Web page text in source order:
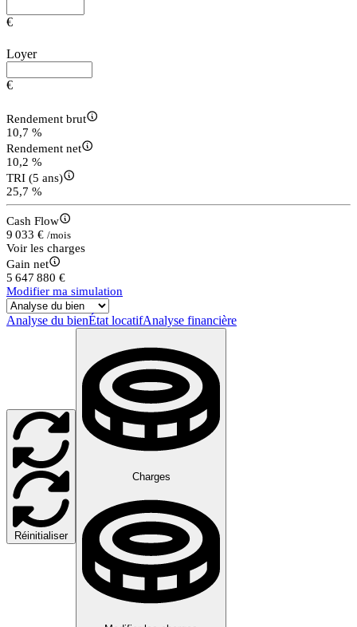
€
Loyer
€
Rendement brut
10,7 %
Rendement net
10,2 %
TRI (5 ans)
25,7 %
Cash Flow
9 033 € /mois
Voir les charges
Gain net
5 647 880 €
Modifier ma simulation
Analyse du bienÉtat locatifAnalyse financière
Réinitialiser
Charges